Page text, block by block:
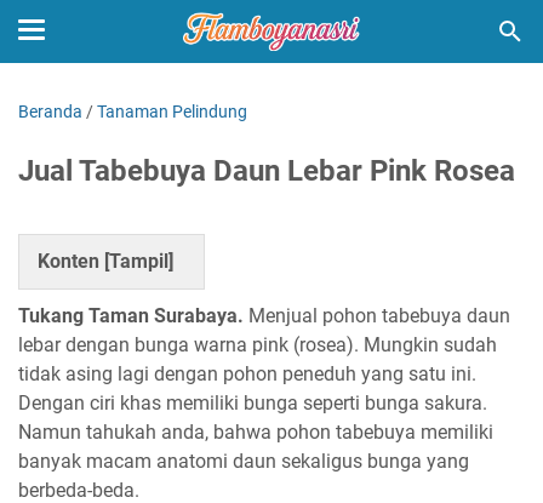
Beranda /Tanaman Pelindung
Jual Tabebuya Daun Lebar Pink Rosea
Konten [Tampil]
Tukang Taman Surabaya. Menjual pohon tabebuya daun
lebar dengan bunga warna pink (rosea). Mungkin sudah
tidak asing lagi dengan pohon peneduh yang satu ini.
Dengan ciri khas memiliki bunga seperti bunga sakura.
Namun tahukah anda, bahwa pohon tabebuya memiliki
banyak macam anatomi daun sekaligus bunga yang
berbeda-beda.